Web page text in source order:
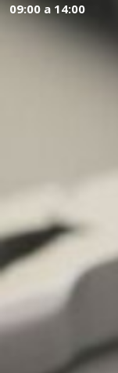
09:00 a 14:00